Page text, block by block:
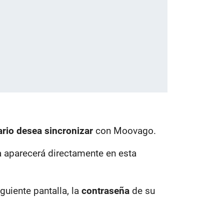
desea sincronizar con Moovago.
directamente en esta
pantalla, la contraseña de su